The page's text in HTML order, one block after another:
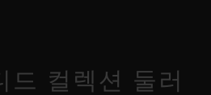
드 컬렉션 둘러